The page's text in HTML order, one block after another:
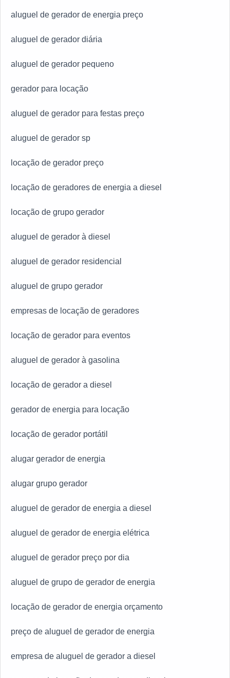
excelência para toda a carteira de clientes.
aluguel de gerador de energia preço
aluguel de gerador diária
aluguel de gerador pequeno
gerador para locação
aluguel de gerador para festas preço
aluguel de gerador sp
locação de gerador preço
locação de geradores de energia a diesel
locação de grupo gerador
aluguel de gerador à diesel
aluguel de gerador residencial
aluguel de grupo gerador
empresas de locação de geradores
locação de gerador para eventos
aluguel de gerador à gasolina
locação de gerador a diesel
gerador de energia para locação
locação de gerador portátil
alugar gerador de energia
alugar grupo gerador
aluguel de gerador de energia a diesel
aluguel de gerador de energia elétrica
aluguel de gerador preço por dia
aluguel de grupo de gerador de energia
locação de gerador de energia orçamento
preço de aluguel de gerador de energia
empresa de aluguel de gerador a diesel